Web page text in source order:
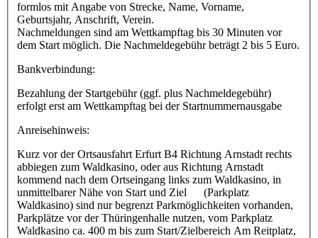
formlos mit Angabe von Strecke, Name, Vorname,
Geburtsjahr, Anschrift, Verein.
Nachmeldungen sind am Wettkampftag bis 30 Minuten vor
dem Start möglich. Die Nachmeldegebühr beträgt 2 bis 5 Euro.
Bankverbindung:
Bezahlung der Startgebühr (ggf. plus Nachmeldegebühr)
erfolgt erst am Wettkampftag bei der Startnummernausgabe
Anreisehinweis:
Kurz vor der Ortsausfahrt Erfurt B4 Richtung Arnstadt rechts
abbiegen zum Waldkasino, oder aus Richtung Arnstadt
kommend nach dem Ortseingang links zum Waldkasino, in
unmittelbarer Nähe von Start und Ziel (Parkplatz
Waldkasino) sind nur begrenzt Parkmöglichkeiten vorhanden,
Parkplätze vor der Thüringenhalle nutzen, vom Parkplatz
Waldkasino ca. 400 m bis zum Start/Zielbereich Am Reitplatz,